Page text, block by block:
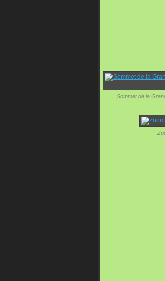
Sommet de la